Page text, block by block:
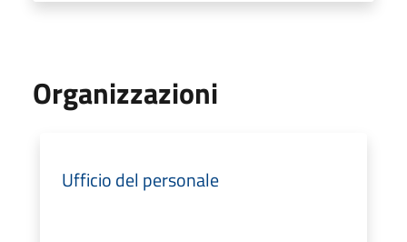
Organizzazioni
Ufficio del personale